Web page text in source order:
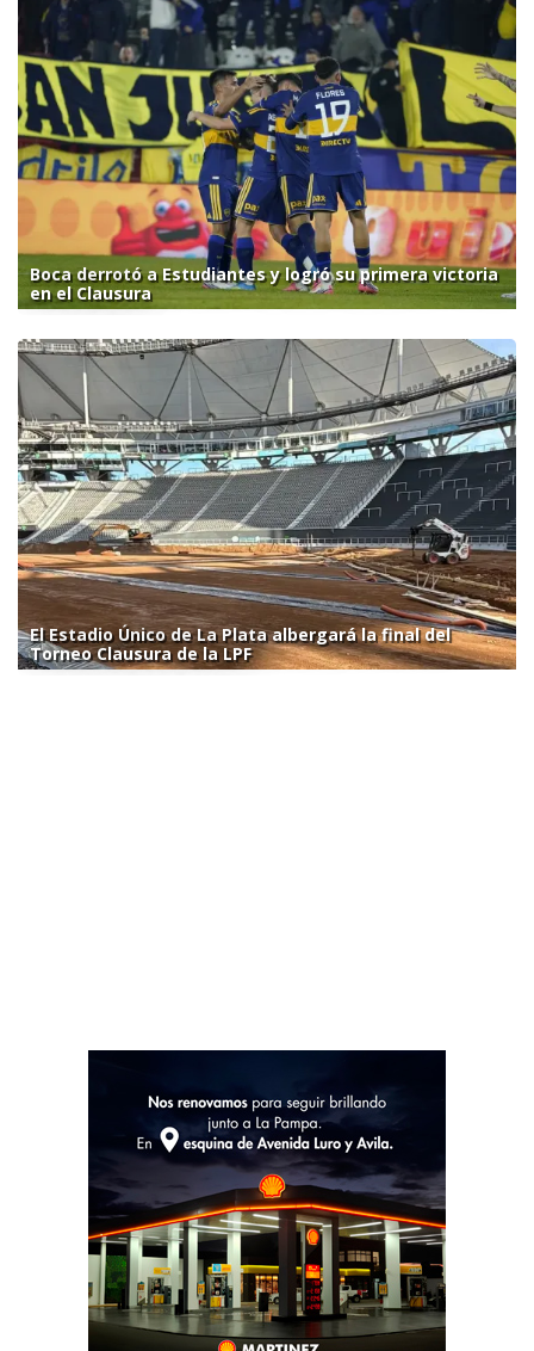
Boca derrotó a Estudiantes y logró su primera victoria
en el Clausura
El Estadio Único de La Plata albergará la final del
Torneo Clausura de la LPF